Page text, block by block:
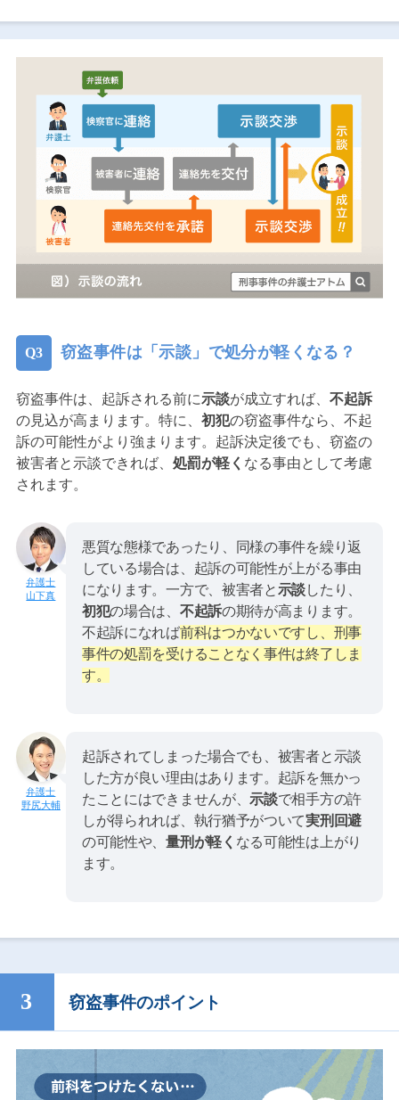
窃盗事件は「示談」で処分が軽くなる？
窃盗事件は、起訴される前に示談が成立すれば、 不起訴
の見込が高まります。特に、 初犯の窃盗事件なら、不起
訴の可能性がより強まります。起訴決定後でも、窃盗の
被害者と示談できれば、 処罰が軽く なる事由として考慮
されます。
山下真
悪質な態様であったり、同様の事件を繰り返
している場合は、起訴の可能性が上がる事由
になります。一方で、被害者と示談したり、
初犯の場合は、 不起訴の期待が高まります。
不起訴になれば前科はつかないですし、刑事
事件の処罰を受けることなく事件は終了しま
す。
野尻大輔
起訴されてしまった場合でも、被害者と示談
した方が良い理由はあります。起訴を無かっ
たことにはできませんが、示談で相手方の許
しが得られれば、執行猶予がついて実刑回避
の可能性や、量刑が軽く なる可能性は上がり
ます。
窃盗事件のポイント